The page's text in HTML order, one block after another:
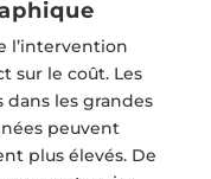
l’intervention
sur le coût. Les
dans les grandes
peuvent
plus élevés. De